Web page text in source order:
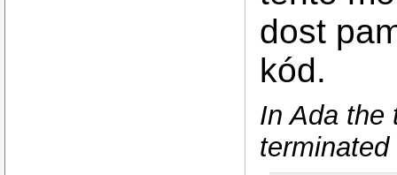
dost
kód.
In Ada the